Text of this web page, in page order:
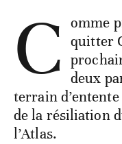
C omme
quitter
deux
terrain
de la résiliation
l’Atlas.